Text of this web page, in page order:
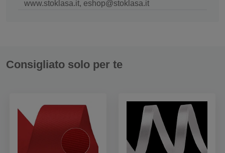
www.stoklasa.it, eshop@stoklasa.it
Consigliato solo per te